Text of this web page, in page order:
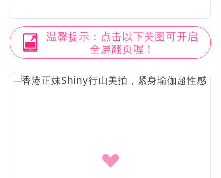
温馨提示：点击以下美图可开启
全屏翻页喔！